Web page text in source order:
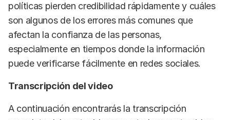
políticas pierden credibilidad rápidamente y cuáles
son algunos de los errores más comunes que
afectan la confianza de las personas,
especialmente en tiempos donde la información
puede verificarse fácilmente en redes sociales.
Transcripción del video
A continuación encontrarás la transcripción